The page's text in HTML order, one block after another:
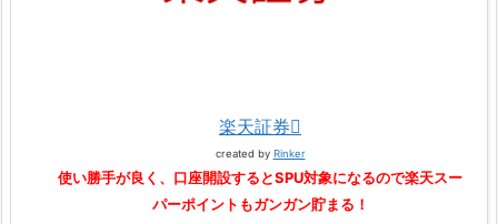
楽天証券
created by Rinker
使い勝手が良く、口座開設するとSPU対象になるので楽天スー
パーポイントもガンガン貯まる！